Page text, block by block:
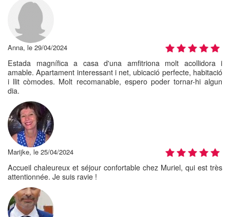
Anna, le 29/04/2024
Estada magnífica a casa d'una amfitriona molt acollidora i
amable. Apartament interessant i net, ubicació perfecte, habitació
i llit còmodes. Molt recomanable, espero poder tornar-hi algun
dia.
Marijke, le 25/04/2024
Accueil chaleureux et séjour confortable chez Muriel, qui est très
attentionnée. Je suis ravie !